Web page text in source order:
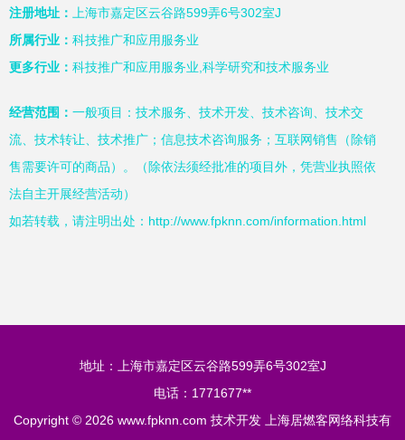
注册地址：
上海市嘉定区云谷路599弄6号302室J
所属行业： 科技推广和应用服务业
更多行业： 科技推广和应用服务业,科学研究和技术服务业
经营范围： 一般项目：技术服务、技术开发、技术咨询、技术交
流、技术转让、技术推广；信息技术咨询服务；互联网销售（除销
售需要许可的商品）。（除依法须经批准的项目外，凭营业执照依
法自主开展经营活动）
如若转载，请注明出处：http://www.fpknn.com/information.html
地址：上海市嘉定区云谷路599弄6号302室J
电话：1771677**
Copyright © 2026 www.fpknn.com 技术开发 上海居燃客网络科技有